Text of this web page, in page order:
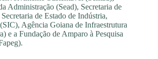
Administração (Sead), Secretaria de
de Estado de Indústria,
Agência Goiana de Infraestrutura
e a Fundação de Amparo à Pesquisa